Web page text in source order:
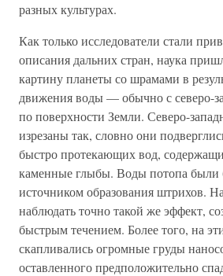
разных культурах.
Как только исследователи стали
описания дальних стран, наука
картину планеты со шрамами в
движения воды — обычно с северо-
по поверхности Земли. Северо-
изрезаны так, словно они
быстро протекающих вод,
каменные глыбы. Воды потопа
источником образования штрихов.
наблюдать точно такой же эффект,
быстрым течением. Более того, на
скапливались огромные груды
оставленного предположительно